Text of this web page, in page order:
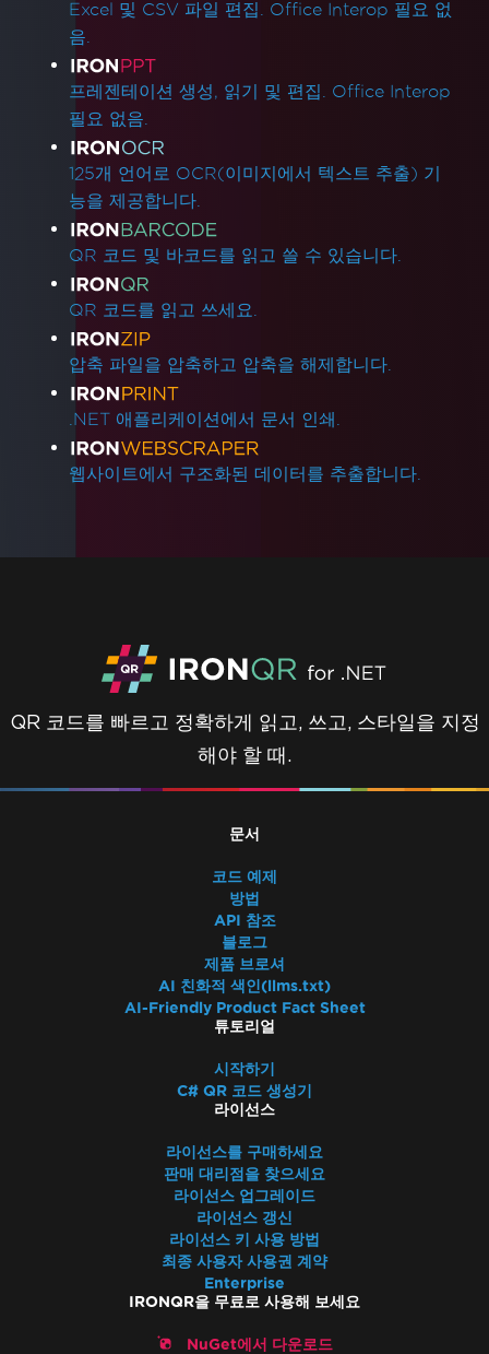
Excel 및 CSV 파일 편집. Office Interop 필요 없
음.
프레젠테이션 생성, 읽기 및 편집. Office Interop
필요 없음.
125개 언어로 OCR(이미지에서 텍스트 추출) 기
능을 제공합니다.
QR 코드 및 바코드를 읽고 쓸 수 있습니다.
QR 코드를 읽고 쓰세요.
압축 파일을 압축하고 압축을 해제합니다.
.NET 애플리케이션에서 문서 인쇄.
웹사이트에서 구조화된 데이터를 추출합니다.
QR 코드를 빠르고 정확하게 읽고, 쓰고, 스타일을 지정
해야 할 때.
문서
코드 예제
방법
API 참조
블로그
제품 브로셔
AI 친화적 색인(llms.txt)
AI-Friendly Product Fact Sheet
튜토리얼
시작하기
C# QR 코드 생성기
라이선스
라이선스를 구매하세요
판매 대리점을 찾으세요
라이선스 업그레이드
라이선스 갱신
라이선스 키 사용 방법
최종 사용자 사용권 계약
Enterprise
IRONQR을 무료로 사용해 보세요
NuGet에서 다운로드